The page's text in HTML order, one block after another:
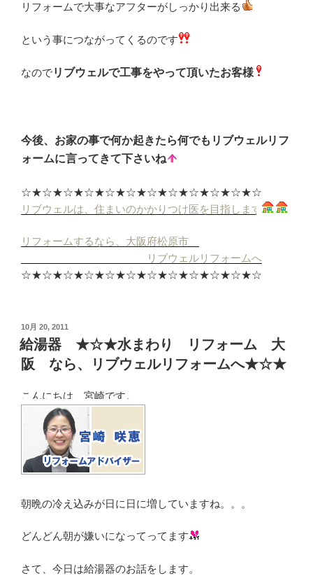
リフォームで大事なアフターがしっかり出来る
という事につながってくるのです
なのでリブウェルで工事をやって頂いたお客様
今後、お家の事で何か起きたら何でもリブウェルリフ
ォームに言ってきて下さいね
☆★☆★☆★☆★☆★☆★☆★☆★☆★☆★☆★☆
リブウェルは、住まいのかかりつけ医を目指します
リフォームするなら、大阪府松原市
リブウェルリフォームへ
☆★☆★☆★☆★☆★☆★☆★☆★☆★☆★☆★☆
投
稿
日:
10月 20, 2011
給湯器 ★☆★水まわり リフォーム 大
阪 なら、リブウェルリフォームへ★☆★
こんにちは、宮崎です。
朝晩の冷え込みが日に日に増していますね。。。
どんどん朝が嫌いになってってます
さて、今日は給湯器のお話をします。